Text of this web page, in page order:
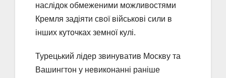
наслідок обмеженими можливостями
Кремля задіяти свої військові сили в
інших куточках земної кулі.
Турецький лідер звинуватив Москву та
Вашингтон у невиконанні раніше